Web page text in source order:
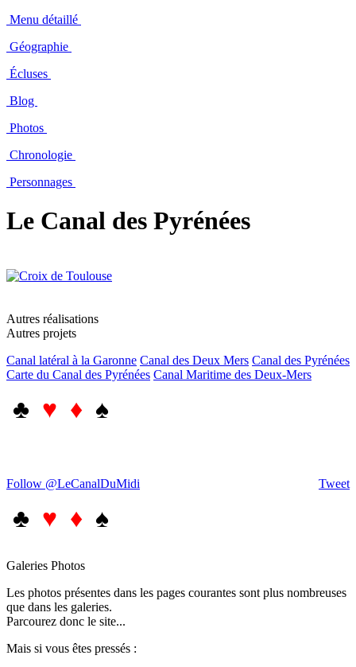
Menu détaillé
Géographie
Écluses
Blog
Photos
Chronologie
Personnages
Le Canal des Pyrénées
Autres réalisations
Autres projets
Canal latéral à la Garonne Canal des Deux Mers Canal des Pyrénées
Carte du Canal des Pyrénées Canal Maritime des Deux-Mers
♣ ♥ ♦ ♠
Tweet
Follow @LeCanalDuMidi
♣ ♥ ♦ ♠
Galeries Photos
Les photos présentes dans les pages courantes sont plus nombreuses
que dans les galeries.
Parcourez donc le site...
Mais si vous êtes pressés :